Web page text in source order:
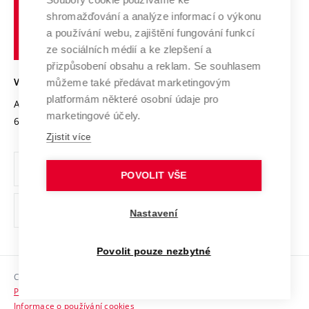
Výzkumné infrastruktury
Transfer znalostí
Open Science
Projekty
Projekty ze strukturálních fondů
Specifický výzkum
Služby univerzity
Mezinárodní dohody
Univerzitní sítě
Udržitelná univerzita
Podnikavá univerzita / ContriBUTe
Bezpečná univerzita
Vyznamenání
Organizační struktura
Ochrana osobních údajů
odkaz)
Sociální bezpečí
HR Award
učení
technické
VYSOKÉ UČENÍ TECHNICKÉ V BRNĚ
Antonínská 548/1
602 00 Brno
www.vut.cz
vut@vutbr.cz
Copyright © 2026 VUT
Prohlášení o přístupnosti
Informace o používání cookies
shromažďování a analýze informací o výkonu
a používání webu, zajištění fungování funkcí
ze sociálních médií a ke zlepšení a
přizpůsobení obsahu a reklam. Se souhlasem
můžeme také předávat marketingovým
platformám některé osobní údaje pro
marketingové účely.
Zjistit více
POVOLIT VŠE
Nastavení
Povolit pouze nezbytné